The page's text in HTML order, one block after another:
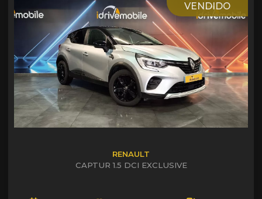
VENDIDO
RENAULT
CAPTUR 1.5 DCI EXCLUSIVE